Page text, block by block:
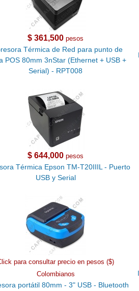
$ 361,500 pesos
Térmica de Red para punto de
POS 80mm 3nStar (Ethernet + USB +
Serial) - RPT008
$ 644,000 pesos
Térmica Epson TM-T20IIIL - Puerto
USB y Serial
para consultar precio en pesos ($)
Colombianos
portátil 80mm - 3" USB - Bluetooth